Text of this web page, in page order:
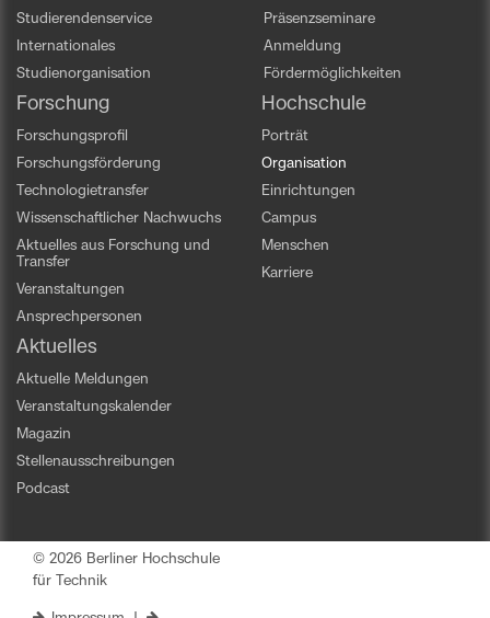
Studierendenservice
Internationales
Studienorganisation
Präsenzseminare
Anmeldung
Fördermöglichkeiten
Forschung
Forschungsprofil
Forschungsförderung
Technologietransfer
Wissenschaftlicher Nachwuchs
Aktuelles aus Forschung und
Transfer
Veranstaltungen
Ansprechpersonen
Hochschule
Porträt
Organisation
Einrichtungen
Campus
Menschen
Karriere
Aktuelles
Aktuelle Meldungen
Veranstaltungskalender
Magazin
Stellenausschreibungen
Podcast
© 2026 Berliner Hochschule
für Technik